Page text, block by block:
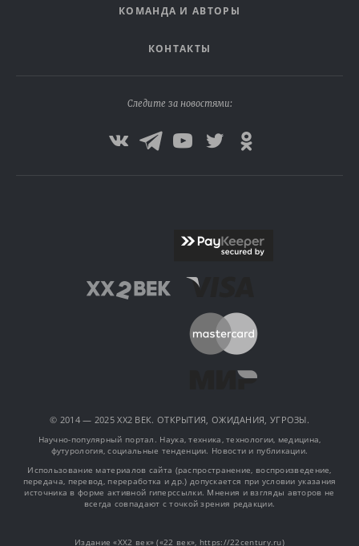
КОМАНДА И АВТОРЫ
КОНТАКТЫ
Следите за новостями:
© 2014 — 2025 XX2 ВЕК. ОТКРЫТИЯ, ОЖИДАНИЯ, УГРОЗЫ.
Научно-популярный портал. Наука, техника, технологии, медицина,
футурология, социальные тенденции. Новости и публикации.
Использование материалов сайта (распространение, воспроизведение,
передача, перевод, переработка и др.) допускается при условии указания
источника в форме активной гиперссылки. Мнения и взгляды авторов не
всегда совпадают с точкой зрения редакции.
Издание «XX2 век» («22 век», https://22century.ru)